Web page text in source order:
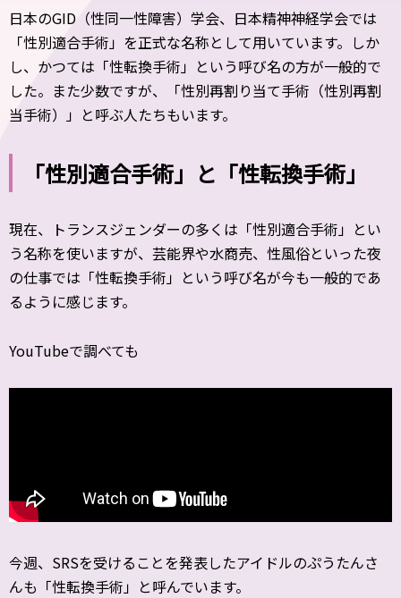
日本のGID（性同一性障害）学会、日本精神神経学会では
「性別適合手術」を正式な名称として用いています。しか
し、かつては「性転換手術」という呼び名の方が一般的で
した。また少数ですが、「性別再割り当て手術（性別再割
当手術）」と呼ぶ人たちもいます。
「性別適合手術」と「性転換手術」
現在、トランスジェンダーの多くは「性別適合手術」とい
う名称を使いますが、芸能界や水商売、性風俗といった夜
の仕事では「性転換手術」という呼び名が今も一般的であ
るように感じます。
YouTubeで調べても
今週、SRSを受けることを発表したアイドルのぷうたんさ
んも「性転換手術」と呼んでいます。